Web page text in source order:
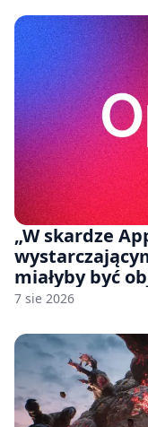
„W skardze
miałyby być
handlowej”.
7 sie 2026